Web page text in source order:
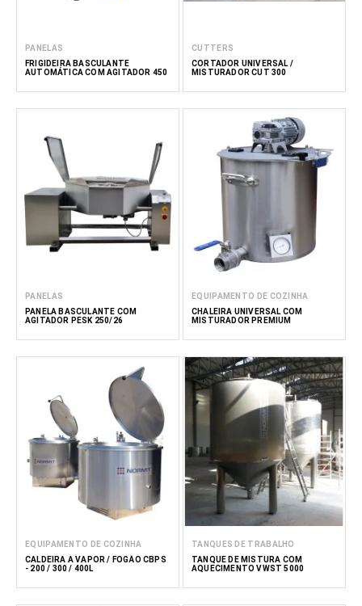
PANELAS
FRIGIDEIRA BASCULANTE
AUTOMÁTICA COM AGITADOR 450
CUTTERS
CORTADOR UNIVERSAL /
MISTURADOR CUT 300
PANELAS
PANELA BASCULANTE COM
AGITADOR PESK 250/26
EQUIPAMENTO DE COZINHA
CHALEIRA UNIVERSAL COM
MISTURADOR PREMIUM
EQUIPAMENTO DE COZINHA
CALDEIRA A VAPOR / FOGÃO CBPS
- 200 / 300 / 400L
TANQUES DE TRABALHO
TANQUE DE MISTURA COM
AQUECIMENTO VWST 5000